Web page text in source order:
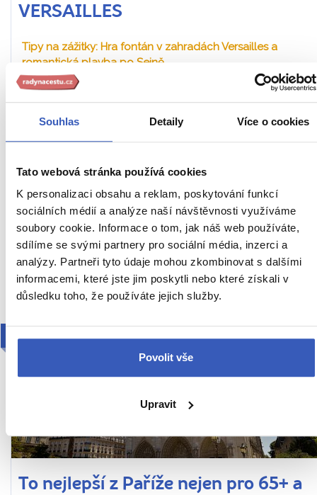
Souhlas Detaily Více o cookies
Tato webová stránka používá cookies
K personalizaci obsahu a reklam, poskytování funkcí
sociálních médií a analýze naší návštěvnosti využíváme
soubory cookie. Informace o tom, jak náš web používáte,
sdílíme se svými partnery pro sociální média, inzerci a
analýzy. Partneři tyto údaje mohou zkombinovat s dalšími
informacemi, které jste jim poskytli nebo které získali v
důsledku toho, že používáte jejich služby.
Povolit vše
Upravit
VERSAILLES
Tipy na zážitky: Hra fontán v zahradách Versailles a
romantická plavba po Seině
Z OSTRAVY SNÍDANĚ
Francie
22 490 Kč
Cena za 1 osobu
Ukaž
2026
To nejlepší z Paříže nejen pro 65+ a